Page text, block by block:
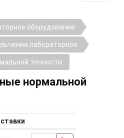
оборудование
лабораторное
точности